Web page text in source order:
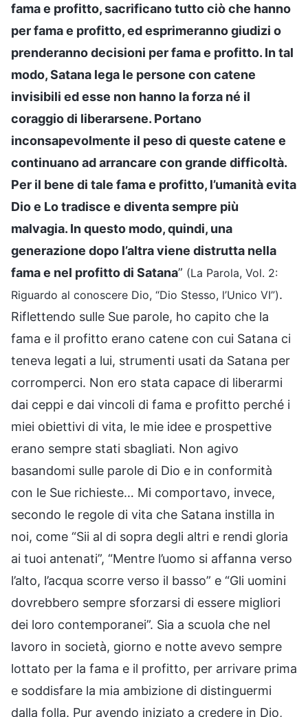
fama e profitto, sacrificano tutto ciò che hanno
per fama e profitto, ed esprimeranno giudizi o
prenderanno decisioni per fama e profitto. In tal
modo, Satana lega le persone con catene
invisibili ed esse non hanno la forza né il
coraggio di liberarsene. Portano
inconsapevolmente il peso di queste catene e
continuano ad arrancare con grande difficoltà.
Per il bene di tale fama e profitto, l’umanità evita
Dio e Lo tradisce e diventa sempre più
malvagia. In questo modo, quindi, una
generazione dopo l’altra viene distrutta nella
fama e nel profitto di Satana” (La Parola, Vol. 2:
Riguardo al conoscere Dio, “Dio Stesso, l’Unico VI”).
Riflettendo sulle Sue parole, ho capito che la
fama e il profitto erano catene con cui Satana ci
teneva legati a lui, strumenti usati da Satana per
corromperci. Non ero stata capace di liberarmi
dai ceppi e dai vincoli di fama e profitto perché i
miei obiettivi di vita, le mie idee e prospettive
erano sempre stati sbagliati. Non agivo
basandomi sulle parole di Dio e in conformità
con le Sue richieste… Mi comportavo, invece,
secondo le regole di vita che Satana instilla in
noi, come “Sii al di sopra degli altri e rendi gloria
ai tuoi antenati”, “Mentre l’uomo si affanna verso
l’alto, l’acqua scorre verso il basso” e “Gli uomini
dovrebbero sempre sforzarsi di essere migliori
dei loro contemporanei”. Sia a scuola che nel
lavoro in società, giorno e notte avevo sempre
lottato per la fama e il profitto, per arrivare prima
e soddisfare la mia ambizione di distinguermi
dalla folla. Pur avendo iniziato a credere in Dio,